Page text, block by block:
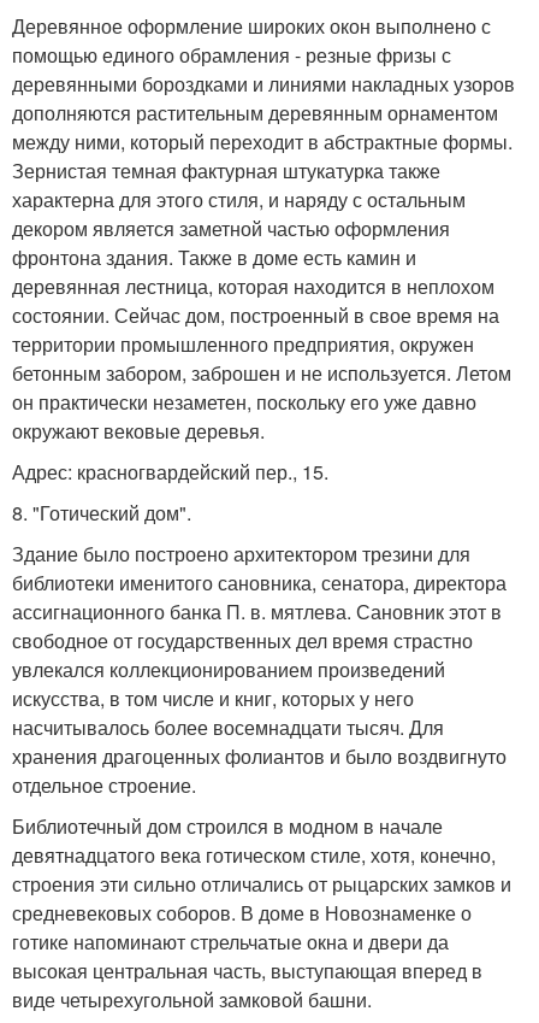
Деревянное оформление широких окон выполнено с
помощью единого обрамления - резные фризы с
деревянными бороздками и линиями накладных узоров
дополняются растительным деревянным орнаментом
между ними, который переходит в абстрактные формы.
Зернистая темная фактурная штукатурка также
характерна для этого стиля, и наряду с остальным
декором является заметной частью оформления
фронтона здания. Также в доме есть камин и
деревянная лестница, которая находится в неплохом
состоянии. Сейчас дом, построенный в свое время на
территории промышленного предприятия, окружен
бетонным забором, заброшен и не используется. Летом
он практически незаметен, поскольку его уже давно
окружают вековые деревья.
Адрес: красногвардейский пер., 15.
8. "Готический дом".
Здание было построено архитектором трезини для
библиотеки именитого сановника, сенатора, директора
ассигнационного банка П. в. мятлева. Сановник этот в
свободное от государственных дел время страстно
увлекался коллекционированием произведений
искусства, в том числе и книг, которых у него
насчитывалось более восемнадцати тысяч. Для
хранения драгоценных фолиантов и было воздвигнуто
отдельное строение.
Библиотечный дом строился в модном в начале
девятнадцатого века готическом стиле, хотя, конечно,
строения эти сильно отличались от рыцарских замков и
средневековых соборов. В доме в Новознаменке о
готике напоминают стрельчатые окна и двери да
высокая центральная часть, выступающая вперед в
виде четырехугольной замковой башни.